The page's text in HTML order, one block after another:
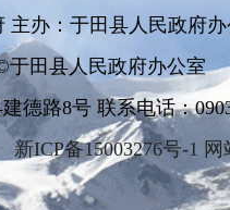
一般债
项目顺
申报单
抓紧做
按倒排
主办：于田县人民政府
于田县人民政府办公室
德路8号 联系电话：
新ICP备15003276号-1